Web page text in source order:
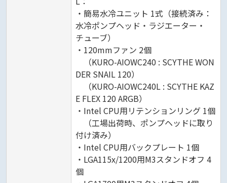
・簡易水冷ユニット 1式（接続済み：
水冷ポンプヘッド・ラジエーター・
チューブ）
・120mmファン 2個
（KURO-AIOWC240 : SCYTHE WON
DER SNAIL 120）
（KURO-AIOWC240L : SCYTHE KAZ
E FLEX 120 ARGB）
・Intel CPU用リテンションリング 1個
（工場出荷時、ポンプヘッドに取り
付け済み）
・Intel CPU用バックプレート 1個
・LGA115x/1200用M3スタンドオフ 4
個